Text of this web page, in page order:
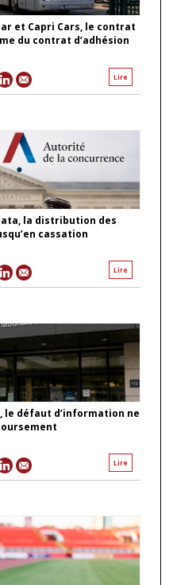
et Capri Cars, le contrat
du contrat d’adhésion
Lire
la distribution des
cassation
Lire
le défaut d’information ne
Lire